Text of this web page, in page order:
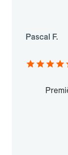
Pascal F.